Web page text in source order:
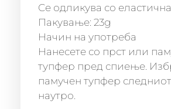
Се одликува со еластична
Пакување: 23g
Начин на употреба
Нанесете со прст или
тупфер пред спиење.
памучен тупфер
наутро.